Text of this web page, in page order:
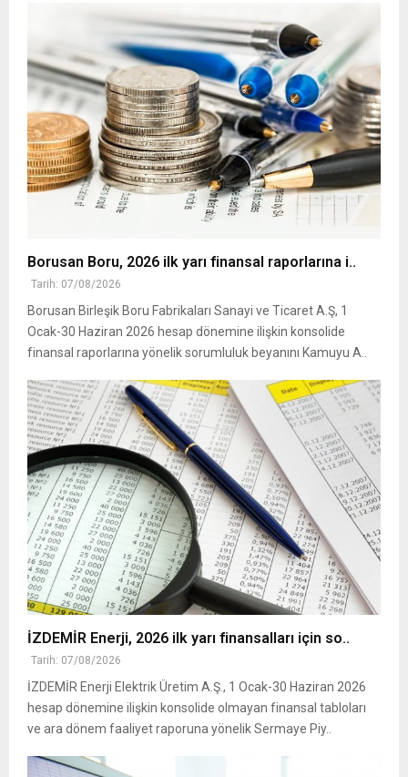
Borusan Boru, 2026 ilk yarı finansal raporlarına i..
Tarih: 07/08/2026
Borusan Birleşik Boru Fabrikaları Sanayi ve Ticaret A.Ş, 1
Ocak-30 Haziran 2026 hesap dönemine ilişkin konsolide
finansal raporlarına yönelik sorumluluk beyanını Kamuyu A..
İZDEMİR Enerji, 2026 ilk yarı finansalları için so..
Tarih: 07/08/2026
İZDEMİR Enerji Elektrik Üretim A.Ş., 1 Ocak-30 Haziran 2026
hesap dönemine ilişkin konsolide olmayan finansal tabloları
ve ara dönem faaliyet raporuna yönelik Sermaye Piy..